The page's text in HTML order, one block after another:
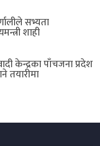
सभ्यता
शाही
केन्द्रका पाँचजना प्रदेश
तयारीमा